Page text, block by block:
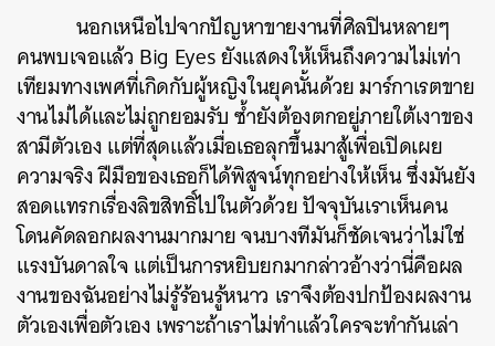
นอกเหนือไปจากปัญหาขายงานที่ศิลปินหลายๆ
คนพบเจอแล้ว Big Eyes ยังแสดงให้เห็นถึงความไม่เท่า
เทียมทางเพศที่เกิดกับผู้หญิงในยุคนั้นด้วย มาร์กาเรตขาย
งานไม่ได้และไม่ถูกยอมรับ ซ้ำยังต้องตกอยู่ภายใต้เงาของ
สามีตัวเอง แต่ที่สุดแล้วเมื่อเธอลุกขึ้นมาสู้เพื่อเปิดเผย
ความจริง ฝีมือของเธอก็ได้พิสูจน์ทุกอย่างให้เห็น ซึ่งมันยัง
สอดแทรกเรื่องลิขสิทธิ์ไปในตัวด้วย ปัจจุบันเราเห็นคน
โดนคัดลอกผลงานมากมาย จนบางทีมันก็ชัดเจนว่าไม่ใช่
แรงบันดาลใจ แต่เป็นการหยิบยกมากล่าวอ้างว่านี่คือผล
งานของฉันอย่างไม่รู้ร้อนรู้หนาว เราจึงต้องปกป้องผลงาน
ตัวเองเพื่อตัวเอง เพราะถ้าเราไม่ทำแล้วใครจะทำกันเล่า